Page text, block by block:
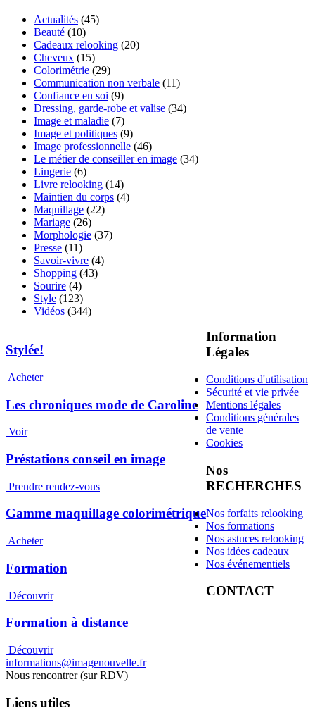
Actualités (45)
Beauté (10)
Cadeaux relooking (20)
Cheveux (15)
Colorimétrie (29)
Communication non verbale (11)
Confiance en soi (9)
Dressing, garde-robe et valise (34)
Image et maladie (7)
Image et politiques (9)
Image professionnelle (46)
Le métier de conseiller en image (34)
Lingerie (6)
Livre relooking (14)
Maintien du corps (4)
Maquillage (22)
Mariage (26)
Morphologie (37)
Presse (11)
Savoir-vivre (4)
Shopping (43)
Sourire (4)
Style (123)
Vidéos (344)
Stylée!
Acheter
Les chroniques mode de Caroline
Voir
Préstations conseil en image
Prendre rendez-vous
Gamme maquillage colorimétrique
Acheter
Formation
Découvrir
Formation à distance
Découvrir
Information
Légales
Conditions d'utilisation
Sécurité et vie privée
Mentions légales
Conditions générales
de vente
Cookies
Nos
RECHERCHES
Nos forfaits relooking
Nos formations
Nos astuces relooking
Nos idées cadeaux
Nos événementiels
CONTACT
informations@imagenouvelle.fr
Nous rencontrer (sur RDV)
Liens utiles